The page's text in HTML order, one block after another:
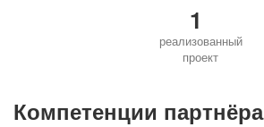
1
реализованный
проект
Компетенции партнёра